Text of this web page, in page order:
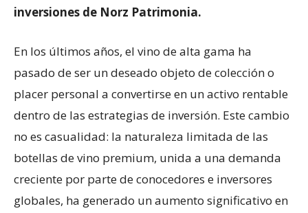
inversiones de Norz Patrimonia.
En los últimos años, el vino de alta gama ha
pasado de ser un deseado objeto de colección o
placer personal a convertirse en un activo rentable
dentro de las estrategias de inversión. Este cambio
no es casualidad: la naturaleza limitada de las
botellas de vino premium, unida a una demanda
creciente por parte de conocedores e inversores
globales, ha generado un aumento significativo en